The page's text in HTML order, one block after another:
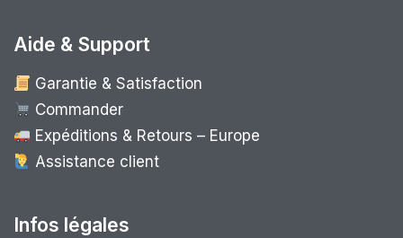
Aide & Support
Garantie & Satisfaction
Commander
Expéditions & Retours – Europe
Assistance client
Infos légales